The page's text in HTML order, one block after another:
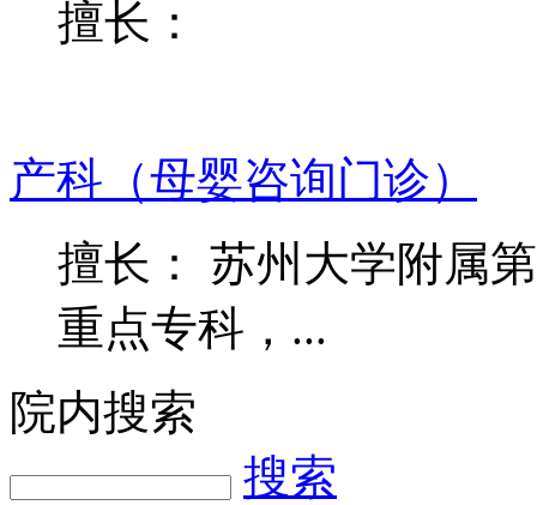
擅长：
产科（母婴咨询门诊）
擅长： 苏州大学附属
重点专科，...
院内搜索
搜索